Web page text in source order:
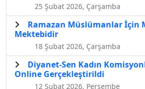
25 Şubat 2026, Çarşamba
Ramazan Müslümanlar İçin
Mektebidir
18 Şubat 2026, Çarşamba
Diyanet-Sen Kadın
Online Gerçekleştirildi
12 Şubat 2026, Perşembe